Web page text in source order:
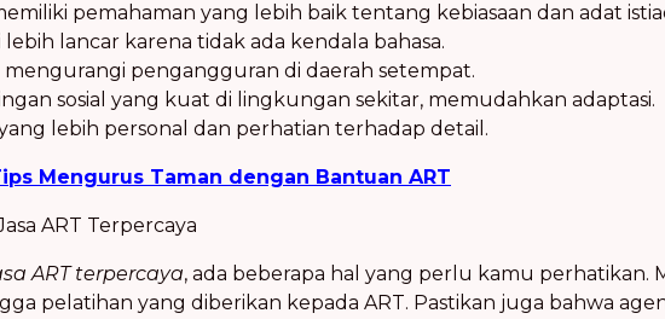
pemahaman yang lebih baik tentang kebiasaan dan adat
lebih lancar karena tidak ada kendala bahasa.
pengangguran di daerah setempat.
sosial yang kuat di lingkungan sekitar, memudahkan adaptasi.
lebih personal dan perhatian terhadap detail.
Mengurus Taman dengan Bantuan ART
ART Terpercaya
ART terpercaya, ada beberapa hal yang perlu kamu perhatikan.
pelatihan yang diberikan kepada ART. Pastikan juga bahwa